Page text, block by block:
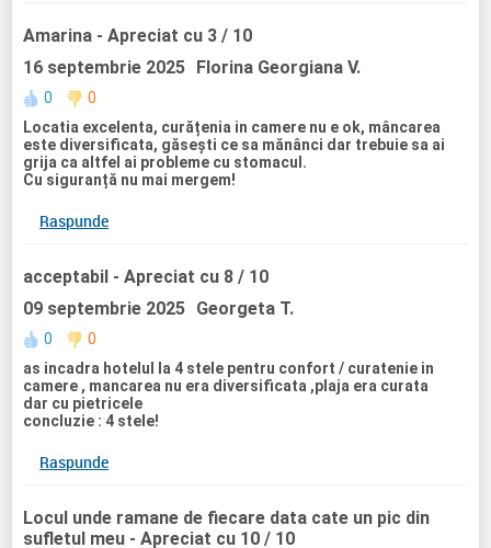
temespecifice seara in special. Acum putem fi carcotasi ca
nu am regasit gustul de acasa, darnoi, sincer nici nu l-am
cautat. Personalul amabil, cu zambetul pe buza si dorinta
de ati satisface orice doleanta.Din punct de vedere al
securitati , nici o problema, ba mai mult sunt camere de
supraveghere si personal care are grija non stop de turisti.
Recomand cu caldura acest resort, la care cu siguranta m-
as intoarce.
Amarina - Apreciat cu 3 / 10
16 septembrie 2025 Florina Georgiana V.
0
0
Locatia excelenta, curățenia in camere nu e ok, mâncarea
este diversificata, găsești ce sa mănânci dar trebuie sa ai
grija ca altfel ai probleme cu stomacul.
Cu siguranță nu mai mergem!
Raspunde
acceptabil - Apreciat cu 8 / 10
09 septembrie 2025 Georgeta T.
0
0
as incadra hotelul la 4 stele pentru confort / curatenie in
camere , mancarea nu era diversificata ,plaja era curata
dar cu pietricele
concluzie : 4 stele!
Raspunde
Locul unde ramane de fiecare data cate un pic din
sufletul meu - Apreciat cu 10 / 10